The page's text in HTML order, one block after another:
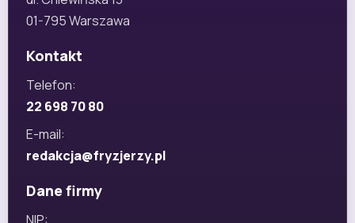
01-795 Warszawa
Kontakt
Telefon:
22 698 70 80
E-mail:
redakcja@fryzjerzy.pl
Dane firmy